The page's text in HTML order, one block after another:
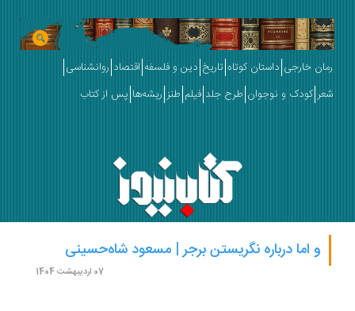
خارجی داستان کوتاه تاریخ دین و فلسفه اقتصاد روانشناسی
کودک و نوجوان طرح جلد فیلم طنز ریشه‌ها پس از کتاب
و اما درباره نگریستن برجر | مسعود شاه‏‌حسینی